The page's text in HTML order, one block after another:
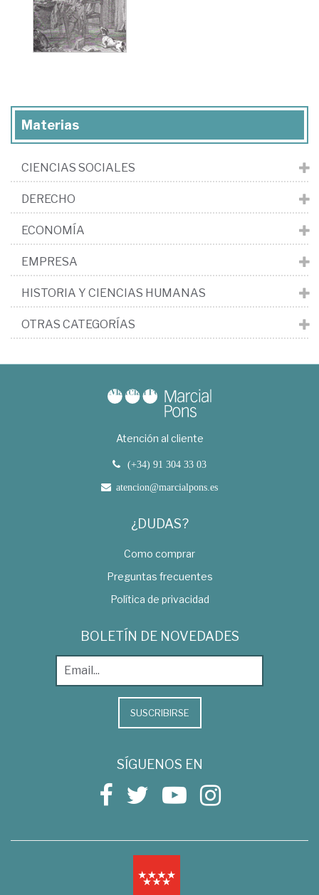
Materias
CIENCIAS SOCIALES
DERECHO
ECONOMÍA
EMPRESA
HISTORIA Y CIENCIAS HUMANAS
OTRAS CATEGORÍAS
Atención al cliente
(+34) 91 304 33 03
atencion@marcialpons.es
¿DUDAS?
Como comprar
Preguntas frecuentes
Política de privacidad
BOLETÍN DE NOVEDADES
SUSCRIBIRSE
SÍGUENOS EN